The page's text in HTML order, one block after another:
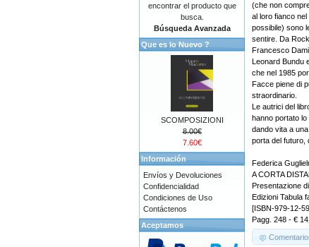
(che non
al loro fianco
possibile) sono
sentire. Da
Francesco
Leonard
che nel 1985
Facce piene di
straordinario.
Le autrici del
hanno portato lo
dando vita a
porta del futuro,
Federica
A CORTA
Presentazione
Edizioni Tabula
[ISBN-979-12-
Pagg. 248 - €
encontrar el producto que
busca.
Búsqueda Avanzada
Que es lo Nuevo ?
SCOMPOSIZIONI
8.00€
7.60€
Información
Envíos y Devoluciones
Confidencialidad
Condiciones de Uso
Contáctenos
Aceptamos